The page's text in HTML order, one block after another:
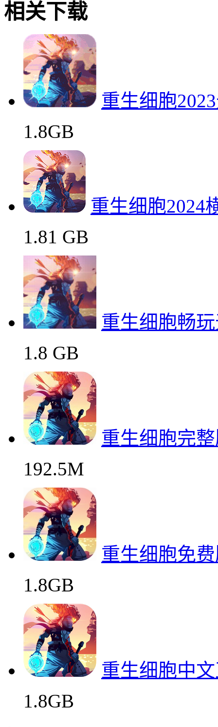
相关下载
重生细胞
1.8GB
重生细胞2024
1.81 GB
重生细胞畅
1.8 GB
重生细胞完
192.5M
重生细胞免
1.8GB
重生细胞中
1.8GB